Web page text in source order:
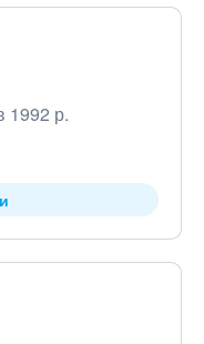
1992 р.